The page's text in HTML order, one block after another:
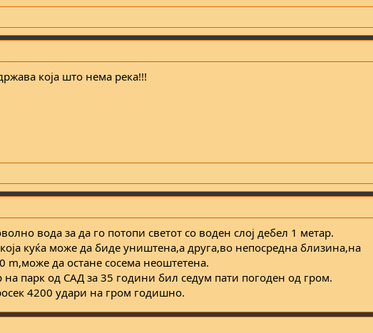
која што нема река!!!
вода за да го потопи светот со воден слој дебел 1 метар.
куќа може да биде уништена,а друга,во непосредна близина,на
m,може да остане сосема неоштетена.
парк од САД за 35 години бил седум пати погоден од гром.
4200 удари на гром годишно.